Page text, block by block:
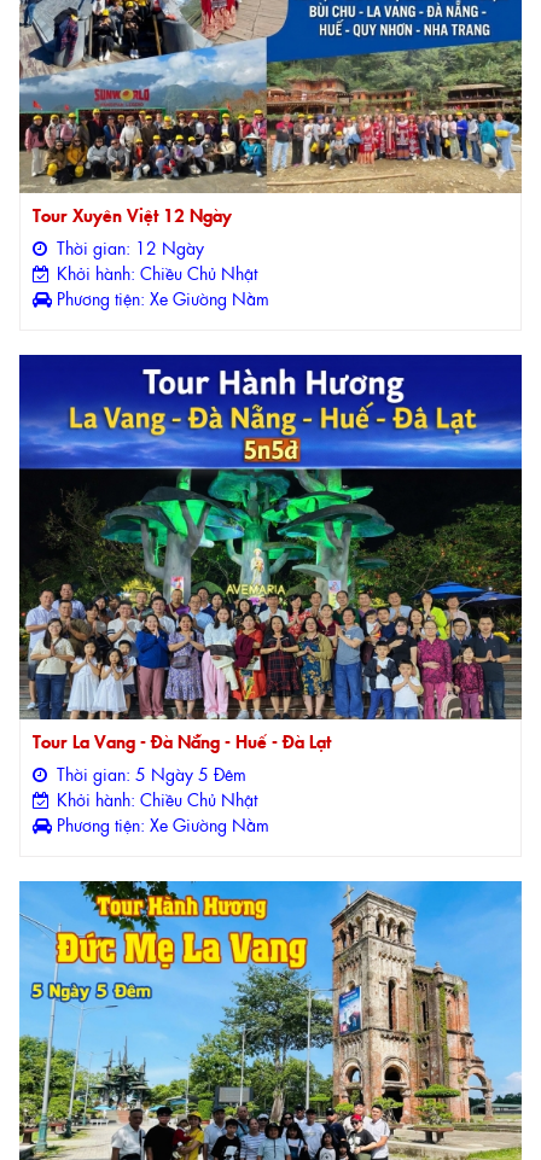
Tour Xuyên Việt 12 Ngày
Thời gian: 12 Ngày
Khởi hành: Chiều Chủ Nhật
Phương tiện: Xe Giường Nằm
Tour La Vang - Đà Nẵng - Huế - Đà Lạt
Thời gian: 5 Ngày 5 Đêm
Khởi hành: Chiều Chủ Nhật
Phương tiện: Xe Giường Nằm